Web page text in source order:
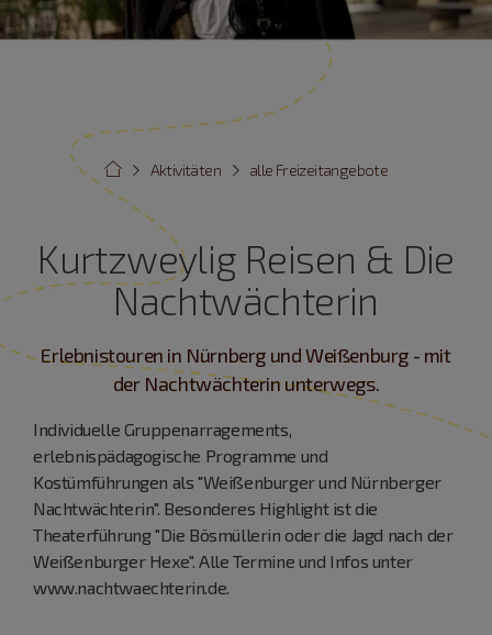
alle Freizeitangebote
Aktivitäten
Kurtzweylig Reisen & Die
Nachtwächterin
Erlebnistouren in Nürnberg und Weißenburg - mit
der Nachtwächterin unterwegs.
Individuelle Gruppenarragements,
erlebnispädagogische Programme und
Kostümführungen als "Weißenburger und Nürnberger
Nachtwächterin". Besonderes Highlight ist die
Theaterführung "Die Bösmüllerin oder die Jagd nach der
Weißenburger Hexe". Alle Termine und Infos unter
www.nachtwaechterin.de.